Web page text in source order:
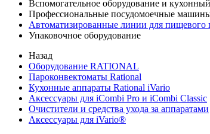
Вспомогательное оборудование и
Профессиональные посудомоечные
Автоматизированные линии для пищевого
Упаковочное оборудование
Назад
Оборудование RATIONAL
Пароконвектоматы Rational
Кухонные аппараты Rational iVario
Аксессуары для iCombi Pro и iCombi Classic
Очистители и средства ухода за аппаратами
Аксессуары для iVario®